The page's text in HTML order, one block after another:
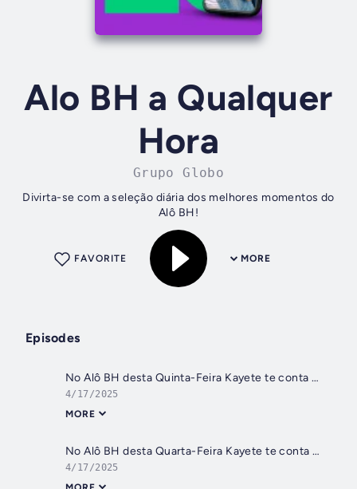
Alo BH a Qualquer
Hora
Grupo Globo
Divirta-se com a seleção diária dos melhores momentos do
Alô BH!
MORE
FAVORITE
Episodes
No Alô BH desta Quinta-Feira Kayete te conta tudo sobre o mundo dos famosos e as últimas do BBB25.
4/17/2025
MORE
No Alô BH desta Quarta-Feira Kayete te conta tudo sobre o mundo dos famosos e as últimas do BBB25.
4/17/2025